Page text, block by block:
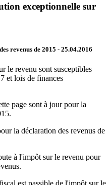
exceptionnelle sur
revenus de 2015 - 25.04.2016
le revenu sont susceptibles
et lois de finances
page sont à jour pour la
la déclaration des revenus de
à l'impôt sur le revenu pour
est passible de l'impôt sur le